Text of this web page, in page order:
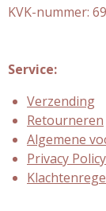
KVK-nummer:
Service:
Verzending
Retourneren
Algemene
Privacy Policy